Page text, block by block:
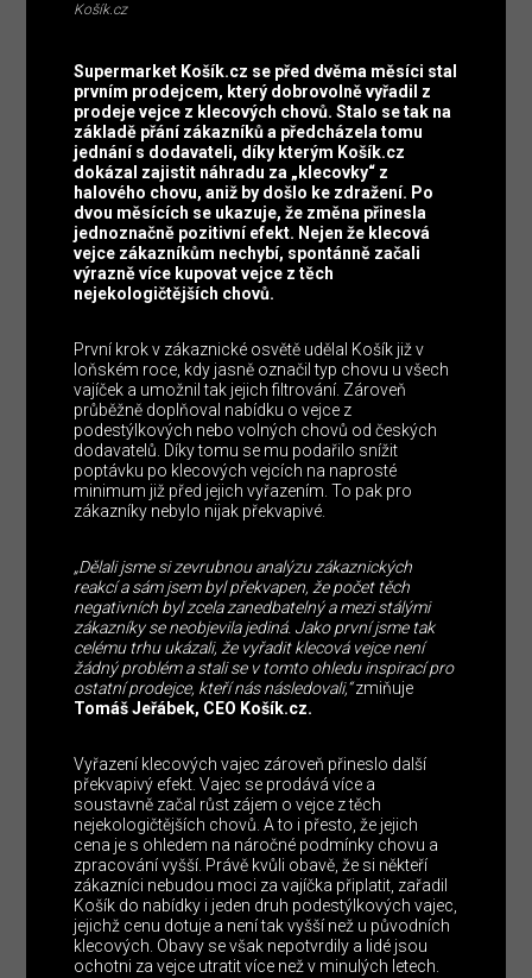
Košík.cz
Supermarket Košík.cz se před dvěma měsíci stal
prvním prodejcem, který dobrovolně vyřadil z
prodeje vejce z klecových chovů. Stalo se tak na
základě přání zákazníků a předcházela tomu
jednání s dodavateli, díky kterým Košík.cz
dokázal zajistit náhradu za „klecovky“ z
halového chovu, aniž by došlo ke zdražení. Po
dvou měsících se ukazuje, že změna přinesla
jednoznačně pozitivní efekt. Nejen že klecová
vejce zákazníkům nechybí, spontánně začali
výrazně více kupovat vejce z těch
nejekologičtějších chovů.
První krok v zákaznické osvětě udělal Košík již v
loňském roce, kdy jasně označil typ chovu u všech
vajíček a umožnil tak jejich filtrování. Zároveň
průběžně doplňoval nabídku o vejce z
podestýlkových nebo volných chovů od českých
dodavatelů. Díky tomu se mu podařilo snížit
poptávku po klecových vejcích na naprosté
minimum již před jejich vyřazením. To pak pro
zákazníky nebylo nijak překvapivé.
„Dělali jsme si zevrubnou analýzu zákaznických
reakcí a sám jsem byl překvapen, že počet těch
negativních byl zcela zanedbatelný a mezi stálými
zákazníky se neobjevila jediná. Jako první jsme tak
celému trhu ukázali, že vyřadit klecová vejce není
žádný problém a stali se v tomto ohledu inspirací pro
ostatní prodejce, kteří nás následovali,“zmiňuje
Tomáš Jeřábek, CEO Košík.cz.
Vyřazení klecových vajec zároveň přineslo další
překvapivý efekt. Vajec se prodává více a
soustavně začal růst zájem o vejce z těch
nejekologičtějších chovů. A to i přesto, že jejich
cena je s ohledem na náročné podmínky chovu a
zpracování vyšší. Právě kvůli obavě, že si někteří
zákazníci nebudou moci za vajíčka připlatit, zařadil
Košík do nabídky i jeden druh podestýlkových vajec,
jejichž cenu dotuje a není tak vyšší než u původních
klecových. Obavy se však nepotvrdily a lidé jsou
ochotni za vejce utratit více než v minulých letech.